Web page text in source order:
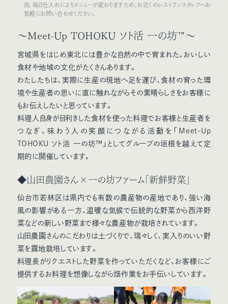
尚、毎日仕入れによりメニューが変わりますため、お近くのレストランスタッフへお
気軽にお問い合わせください。
～Meet-Up TOHOKU ソト活 一の坊™～
宮城県をはじめ東北には豊かな自然の中で育まれた、おいしい
食材や地域の文化がたくさんあります。
わたしたちは、実際に生産の現地へ足を運び、食材の育った環
境や生産者の思いに直に触れながらその素晴らしさをお客様に
もお伝えしたいと思っています。
料理人自身が目利きした食材を使った料理でお客様と生産者を
つなぎ、味わう人の笑顔につながる活動を「Meet-Up
TOHOKU ソト活 一の坊™」としてグループの垣根を越えて定
期的に開催しています。
◆山田農園さん×一の坊ファーム「新鮮野菜」
仙台市若林区は県内でも有数の農産物の産地であり、強い海
風の影響がある一方、温暖な気候で伝統的な野菜から西洋野
菜などの新しい野菜まで様々な農産物が栽培されています。
山田農園さんのこだわりは土づくりで、瑞々しく、実入りのいい野
菜を露地栽培しています。
料理長がリクエストした野菜を作っていただくなど、お客様にご
提供するお料理を想像しながら畑作業をお手伝いしています。